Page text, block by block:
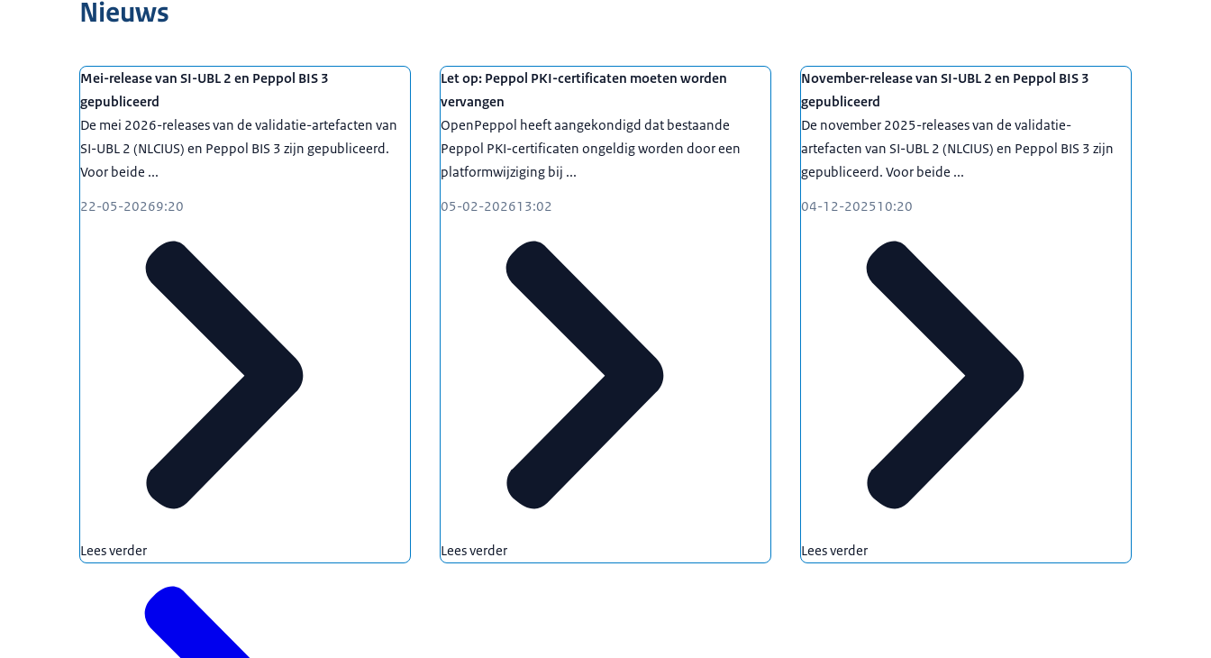
Nieuws
Mei-release van SI-UBL 2 en Peppol BIS 3
gepubliceerd
De mei 2026-releases van de validatie-artefacten van
SI-UBL 2 (NLCIUS) en Peppol BIS 3 zijn gepubliceerd.
Voor beide ...
22-05-20269:20
Lees verder
Let op: Peppol PKI-certificaten moeten worden
vervangen
OpenPeppol heeft aangekondigd dat bestaande
Peppol PKI-certificaten ongeldig worden door een
platformwijziging bij ...
05-02-202613:02
Lees verder
November-release van SI-UBL 2 en Peppol BIS 3
gepubliceerd
De november 2025-releases van de validatie-
artefacten van SI-UBL 2 (NLCIUS) en Peppol BIS 3 zijn
gepubliceerd. Voor beide ...
04-12-202510:20
Lees verder